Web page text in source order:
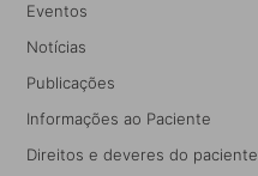
Eventos
Notícias
Publicações
Informações ao Paciente
Direitos e deveres do paciente